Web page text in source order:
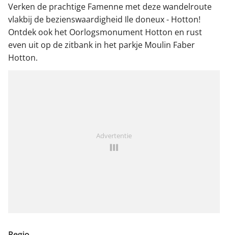
Verken de prachtige Famenne met deze wandelroute
vlakbij de bezienswaardigheid Ile doneux - Hotton!
Ontdek ook het Oorlogsmonument Hotton en rust
even uit op de zitbank in het parkje Moulin Faber
Hotton.
Advertentie